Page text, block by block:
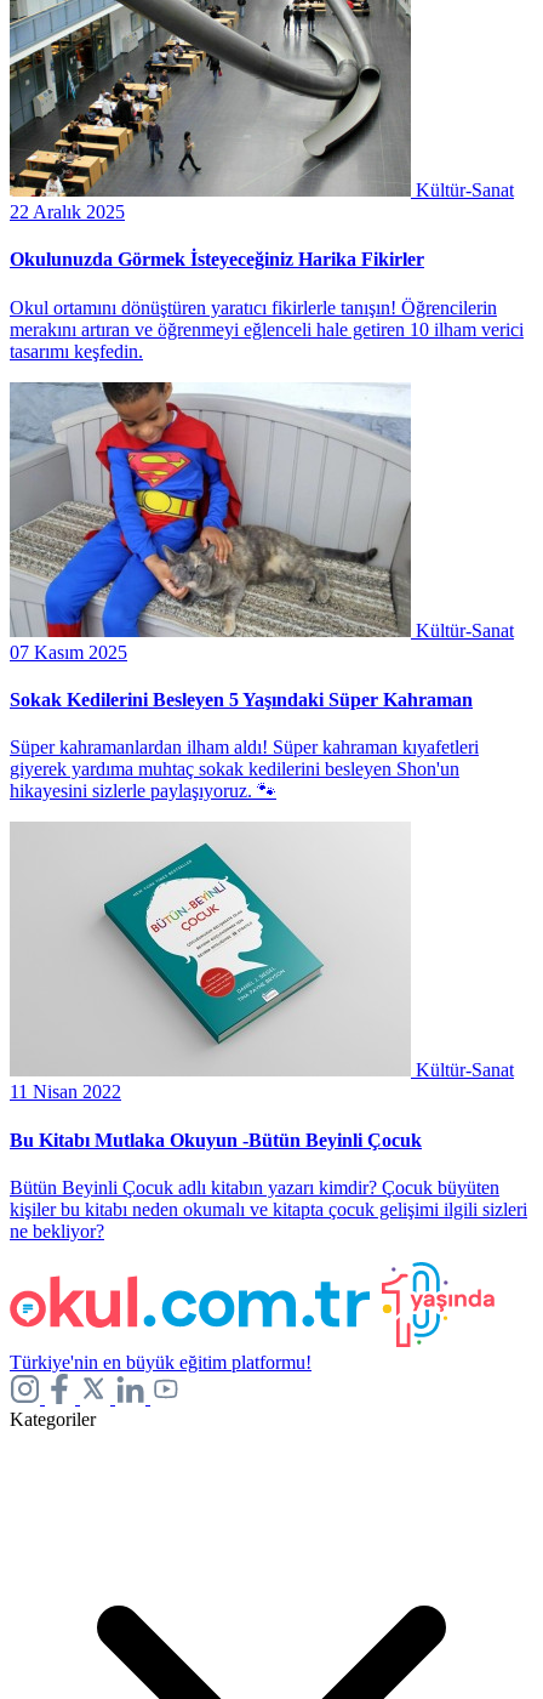
Kültür-Sanat
22 Aralık 2025
Okulunuzda Görmek İsteyeceğiniz Harika Fikirler
Okul ortamını dönüştüren yaratıcı fikirlerle tanışın! Öğrencilerin
merakını artıran ve öğrenmeyi eğlenceli hale getiren 10 ilham verici
tasarımı keşfedin.
Kültür-Sanat
07 Kasım 2025
Sokak Kedilerini Besleyen 5 Yaşındaki Süper Kahraman
Süper kahramanlardan ilham aldı! Süper kahraman kıyafetleri
giyerek yardıma muhtaç sokak kedilerini besleyen Shon'un
hikayesini sizlerle paylaşıyoruz. 🐾
Kültür-Sanat
11 Nisan 2022
Bu Kitabı Mutlaka Okuyun -Bütün Beyinli Çocuk
Bütün Beyinli Çocuk adlı kitabın yazarı kimdir? Çocuk büyüten
kişiler bu kitabı neden okumalı ve kitapta çocuk gelişimi ilgili sizleri
ne bekliyor?
Türkiye'nin en büyük eğitim platformu!
Kategoriler